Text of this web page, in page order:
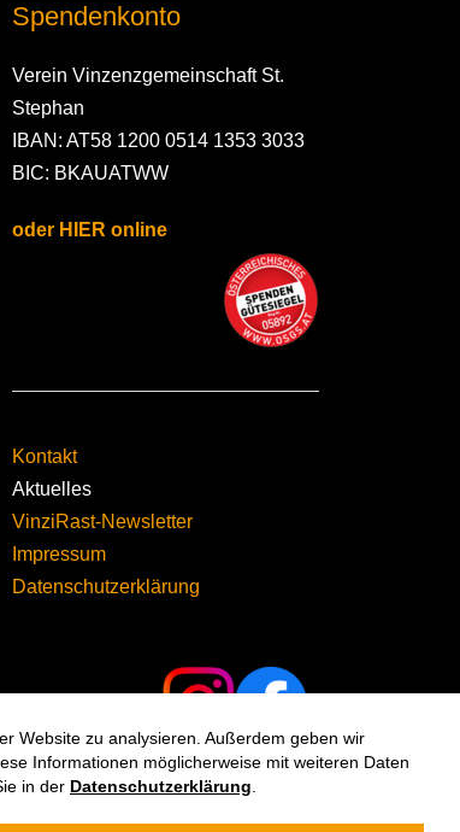
Spendenkonto
Verein Vinzenzgemeinschaft St.
Stephan
IBAN: AT58 1200 0514 1353 3033
BIC: BKAUATWW
oder HIER online
Kontakt
Aktuelles
VinziRast-Newsletter
Impressum
Datenschutzerklärung
Website zu analysieren. Außerdem geben wir
Informationen möglicherweise mit weiteren Daten
in der Datenschutzerklärung